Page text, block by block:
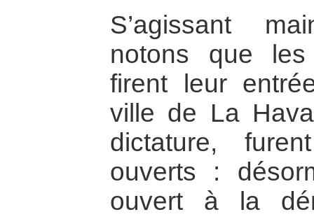
S’agissant
notons que les
firent leur
ville de La
dictature,
ouverts :
ouvert à la